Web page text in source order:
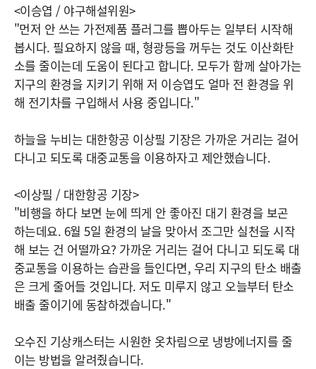
<이승엽 / 야구해설위원>
"먼저 안 쓰는 가전제품 플러그를 뽑아두는 일부터 시작해
봅시다. 필요하지 않을 때, 형광등을 꺼두는 것도 이산화탄
소를 줄이는데 도움이 된다고 합니다. 모두가 함께 살아가는
지구의 환경을 지키기 위해 저 이승엽도 얼마 전 환경을 위
해 전기차를 구입해서 사용 중입니다."
하늘을 누비는 대한항공 이상필 기장은 가까운 거리는 걸어
다니고 되도록 대중교통을 이용하자고 제안했습니다.
<이상필 / 대한항공 기장>
"비행을 하다 보면 눈에 띄게 안 좋아진 대기 환경을 보곤
하는데요. 6월 5일 환경의 날을 맞아서 조그만 실천을 시작
해 보는 건 어떨까요? 가까운 거리는 걸어 다니고 되도록 대
중교통을 이용하는 습관을 들인다면, 우리 지구의 탄소 배출
은 크게 줄어들 것입니다. 저도 미루지 않고 오늘부터 탄소
배출 줄이기에 동참하겠습니다."
오수진 기상캐스터는 시원한 옷차림으로 냉방에너지를 줄
이는 방법을 알려줬습니다.